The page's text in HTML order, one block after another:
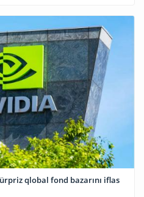
qlobal fond bazarını iflas